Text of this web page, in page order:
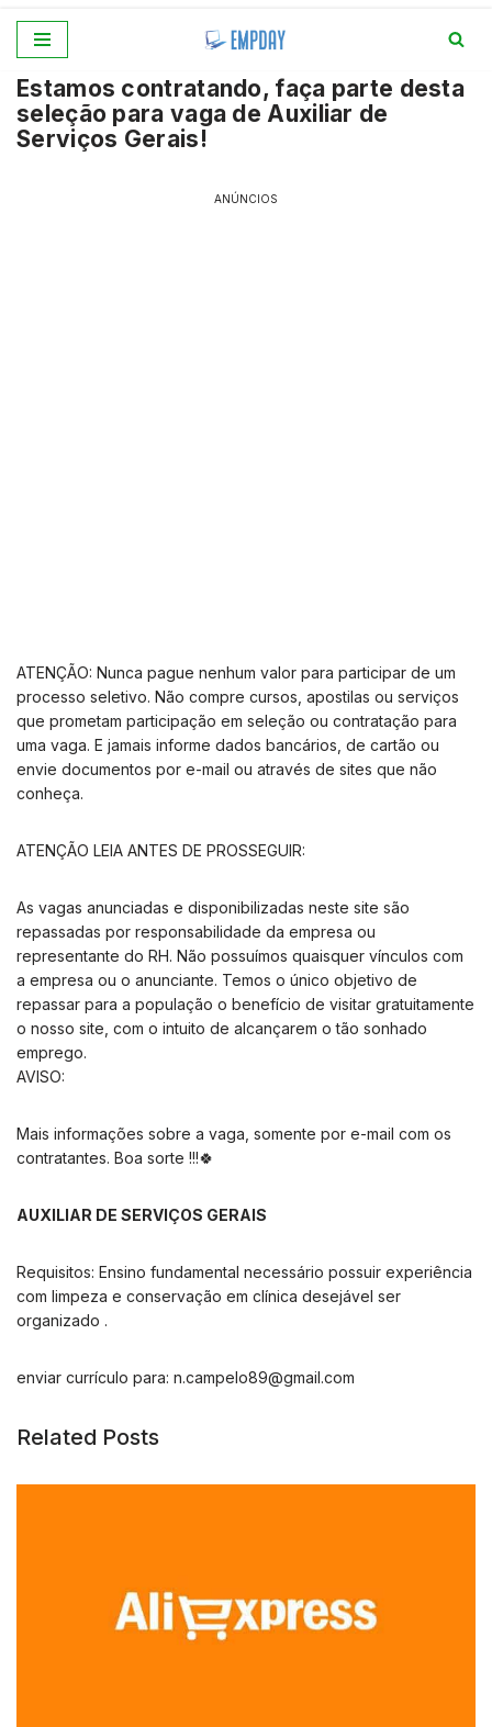
para
o
conteúdo
Estamos contratando, faça parte desta
seleção para vaga de Auxiliar de
Serviços Gerais!
ANÚNCIOS
ATENÇÃO: Nunca pague nenhum valor para participar de um
processo seletivo. Não compre cursos, apostilas ou serviços
que prometam participação em seleção ou contratação para
uma vaga. E jamais informe dados bancários, de cartão ou
envie documentos por e-mail ou através de sites que não
conheça.
ATENÇÃO LEIA ANTES DE PROSSEGUIR:
As vagas anunciadas e disponibilizadas neste site são
repassadas por responsabilidade da empresa ou
representante do RH. Não possuímos quaisquer vínculos com
a empresa ou o anunciante. Temos o único objetivo de
repassar para a população o benefício de visitar gratuitamente
o nosso site, com o intuito de alcançarem o tão sonhado
emprego.
AVISO:
Mais informações sobre a vaga, somente por e-mail com os
contratantes. Boa sorte !!!🍀
AUXILIAR DE SERVIÇOS GERAIS
Requisitos: Ensino fundamental necessário possuir experiência
com limpeza e conservação em clínica desejável ser
organizado .
enviar currículo para: n.campelo89@gmail.com
Related Posts